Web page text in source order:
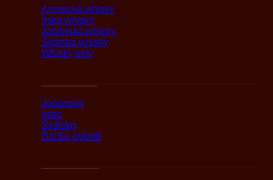
Americká whisky
Írska whisky
Japonská whisky
Škótska whisky
Whisky sety
Japonsko
Írsko
Škótsko
Ďaľšie oblasti